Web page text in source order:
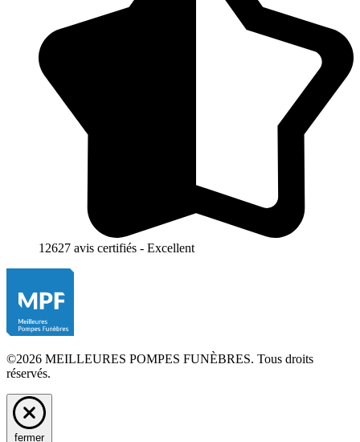
12627 avis certifiés - Excellent
©2026 MEILLEURES POMPES FUNÈBRES. Tous droits
réservés.
fermer